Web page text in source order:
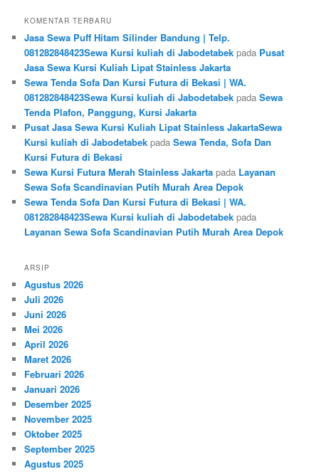
KOMENTAR TERBARU
Jasa Sewa Puff Hitam Silinder Bandung | Telp.
081282848423Sewa Kursi kuliah di Jabodetabek pada Pusat
Jasa Sewa Kursi Kuliah Lipat Stainless Jakarta
Sewa Tenda Sofa Dan Kursi Futura di Bekasi | WA.
081282848423Sewa Kursi kuliah di Jabodetabek padaSewa
Tenda Plafon, Panggung, Kursi Jakarta
Pusat Jasa Sewa Kursi Kuliah Lipat Stainless JakartaSewa
Kursi kuliah di Jabodetabek padaSewa Tenda, Sofa Dan
Kursi Futura di Bekasi
Sewa Kursi Futura Merah Stainless Jakarta pada Layanan
Sewa Sofa Scandinavian Putih Murah Area Depok
Sewa Tenda Sofa Dan Kursi Futura di Bekasi | WA.
081282848423Sewa Kursi kuliah di Jabodetabek pada
Layanan Sewa Sofa Scandinavian Putih Murah Area Depok
ARSIP
Agustus 2026
Juli 2026
Juni 2026
Mei 2026
April 2026
Maret 2026
Februari 2026
Januari 2026
Desember 2025
November 2025
Oktober 2025
September 2025
Agustus 2025